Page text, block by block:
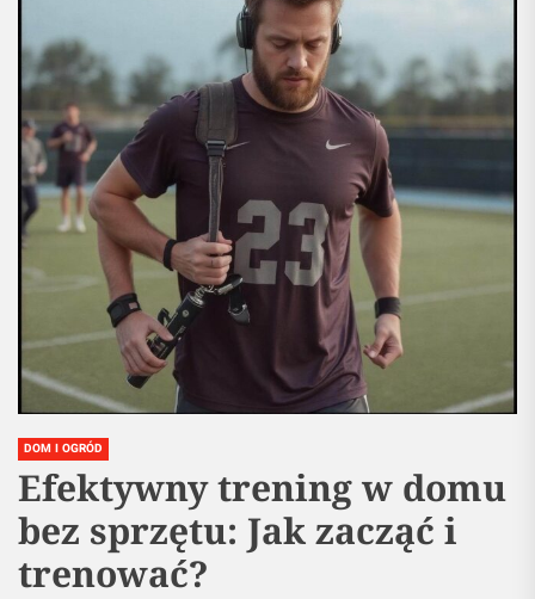
DOM I OGRÓD
Efektywny trening w domu
bez sprzętu: Jak zacząć i
trenować?